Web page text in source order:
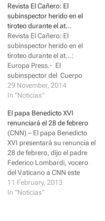
a
r
e
o
n
T
w
i
t
t
e
r
(
O
p
s
i
n
n
e
w
w
i
n
d
o
w
)
a
r
e
o
n
F
a
c
e
o
o
k
e
n
s
i
n
n
e
w
w
i
n
d
o
Revista El Cañero: El
subinspector herido en el
tiroteo durante el at…
Revista El Cañero: El
subinspector herido en el
tiroteo durante el at...:
Europa Press.- El
subinspector del Cuerpo
Nacional de Policía que
resultó herido en un tiroteo
sucursal ba...
29 November, 2014
In "Noticias"
El papa Benedicto XVI
renunciará el 28 de febrero
(CNN) – El papa Benedicto
XVI presentará su renuncia el
28 de febrero, dijo el padre
Federico Lombardi, vocero
del Vaticano a CNN este
lunes. El Papa, de 85 años de
edad, renuncia "a causa de
11 February, 2013
In "Noticias"